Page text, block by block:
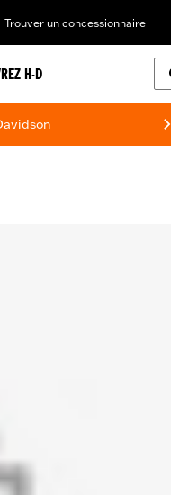
Trouver un concessionnaire
H-D